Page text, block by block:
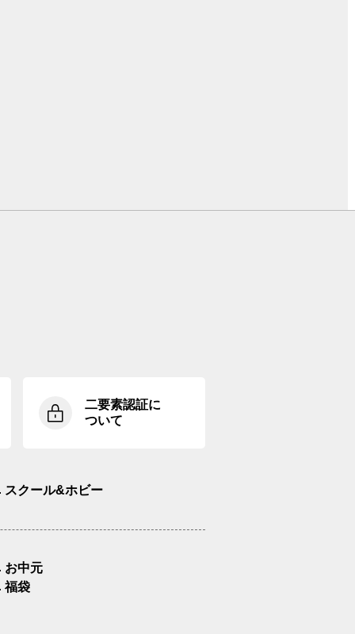
二要素認証に
ついて
スクール&ホビー
お中元
福袋